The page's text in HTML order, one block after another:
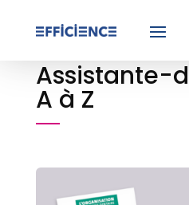
Assistante-
A à Z